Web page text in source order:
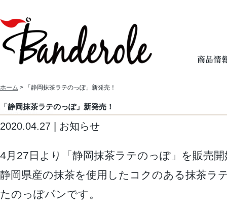
ホーム > 「静岡抹茶ラテのっぽ」新発売！
「静岡抹茶ラテのっぽ」新発売！
2020.04.27 | お知らせ
4月27日より「静岡抹茶ラテのっぽ」を販売
静岡県産の抹茶を使用したコクのある抹茶ラ
たのっぽパンです。